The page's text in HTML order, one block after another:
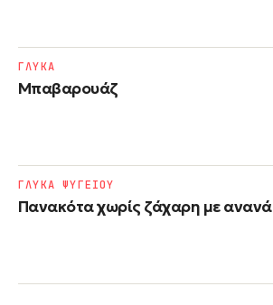
Μπαβαρουάζ
ΓΛΥΚΑ
Πανακότα χωρίς ζάχαρη με ανανά
ΓΛΥΚΑ ΨΥΓΕΙΟΥ